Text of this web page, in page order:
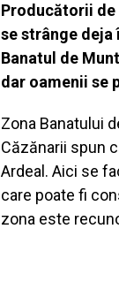
Producătorii de
se strânge deja
Banatul de
dar oamenii se
Zona Banatului
Căzănarii spun
Ardeal. Aici se
care poate fi
zona este